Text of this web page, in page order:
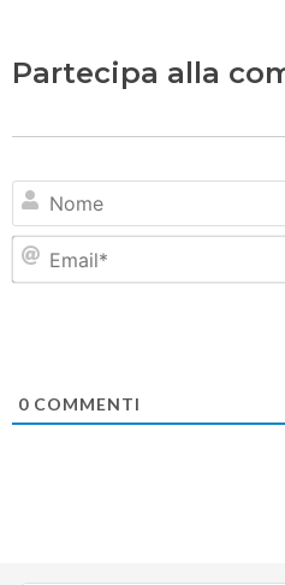
Partecipa alla
0 COMMENTI